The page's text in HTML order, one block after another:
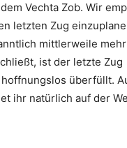
Vechta Zob. Wir
letzten Zug
mittlerweile
ist der letzte Zug
überfüllt.
ihr natürlich auf der